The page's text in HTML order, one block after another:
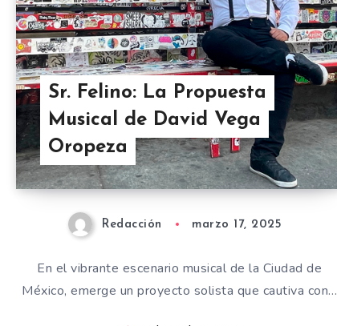
Sr. Felino: La Propuesta
Musical de David Vega
Oropeza
Redacción marzo 17, 2025
En el vibrante escenario musical de la Ciudad de
México, emerge un proyecto solista que cautiva con…